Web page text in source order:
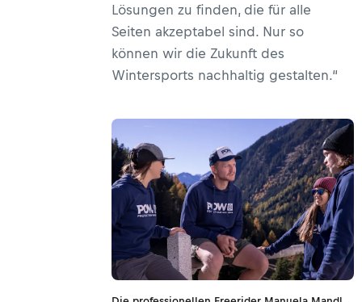
Lösungen zu finden, die für alle
Seiten akzeptabel sind. Nur so
können wir die Zukunft des
Wintersports nachhaltig gestalten.“